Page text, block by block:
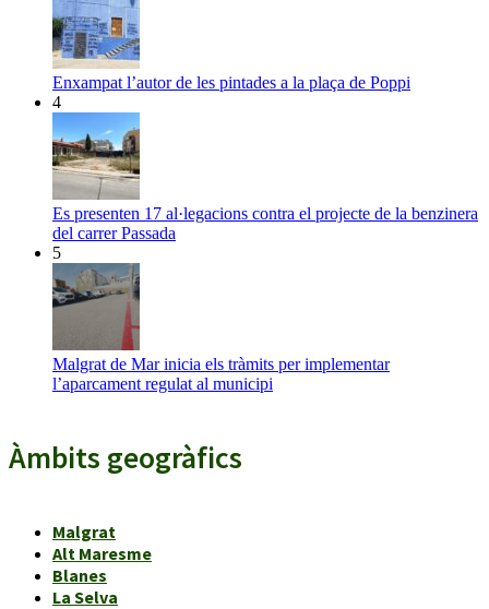
Enxampat l’autor de les pintades a la plaça de Poppi
4
Es presenten 17 al·legacions contra el projecte de la benzinera
del carrer Passada
5
Malgrat de Mar inicia els tràmits per implementar
l’aparcament regulat al municipi
Àmbits geogràfics
Malgrat
Alt Maresme
Blanes
La Selva